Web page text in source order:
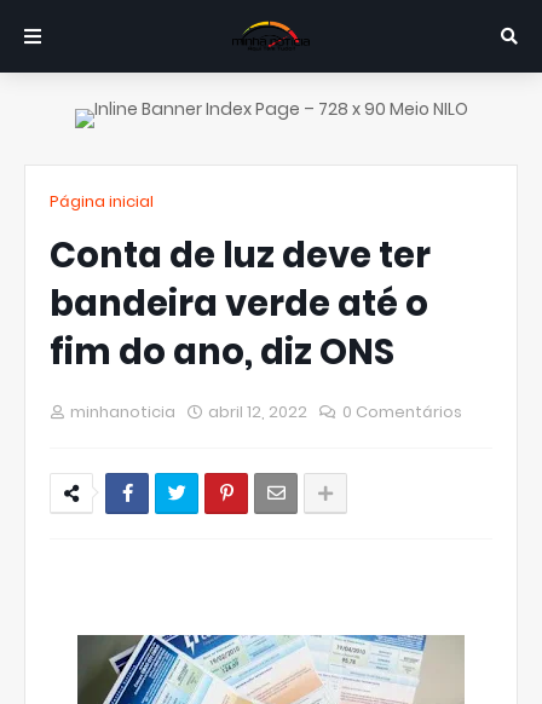
Página inicial
Conta de luz deve ter
bandeira verde até o
fim do ano, diz ONS
minhanoticia abril 12, 2022 0 Comentários